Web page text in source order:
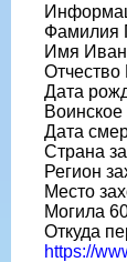
Фамилия
Имя Иван
Отчество
Дата
Воинское
Дата
Страна
Регион
Место
Могила
Откуда
https://